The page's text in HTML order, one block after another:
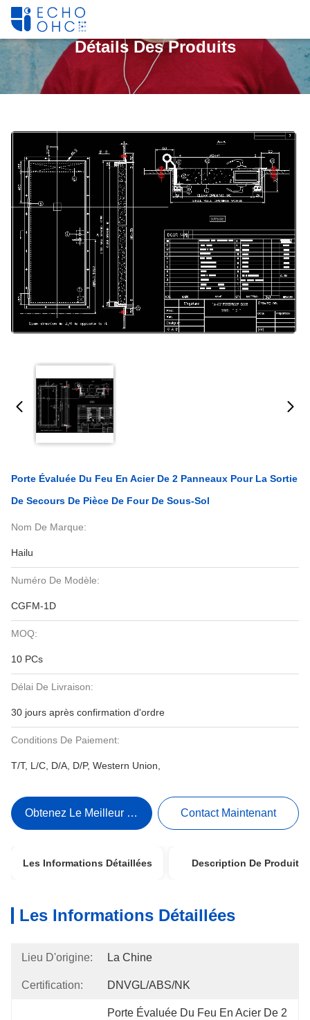
Détails Des Produits
Porte Évaluée Du Feu En Acier De 2 Panneaux Pour La Sortie
De Secours De Pièce De Four De Sous-Sol
Nom De Marque:
Hailu
Numéro De Modèle:
CGFM-1D
MOQ:
10 PCs
Délai De Livraison:
30 jours après confirmation d'ordre
Conditions De Paiement:
T/T, L/C, D/A, D/P, Western Union,
Obtenez Le Meilleur Prix Contact Maintenant
Les Informations Détaillées Description De Produit
Les Informations Détaillées
Lieu D'origine: La Chine
Certification: DNVGL/ABS/NK
Porte Évaluée Du Feu En Acier De 2